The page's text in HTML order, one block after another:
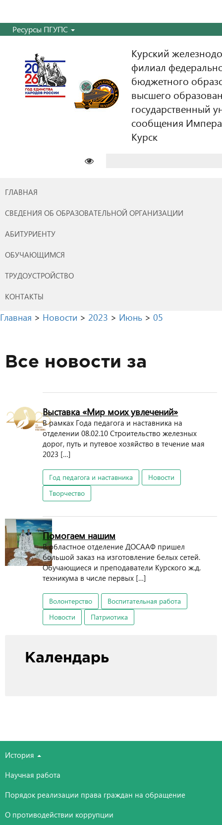
Ресурсы ПГУПС
Курский
филиал
бюджетного
высшего
государственный
сообщения
Курск
ГЛАВНАЯ
СВЕДЕНИЯ ОБ ОБРАЗОВАТЕЛЬНОЙ ОРГАНИЗАЦИИ
АБИТУРИЕНТУ
ОБУЧАЮЩИМСЯ
ТРУДОУСТРОЙСТВО
КОНТАКТЫ
Главная > Новости > 2023 > Июнь > 05
Все новости за
Выставка «Мир моих увлечений»
В рамках Года педагога и наставника на
отделении 08.02.10 Строительство железных
дорог, путь и путевое хозяйство в течение мая
2023 […]
Год педагога и наставника
Новости
Творчество
Помогаем нашим
В областное отделение ДОСААФ пришел
большой заказ на изготовление белых сетей.
Обучающиеся и преподаватели Курского ж.д.
техникума в числе первых […]
Волонтерство
Воспитательная работа
Новости
Патриотика
Календарь
История
Научная работа
Порядок реализации права граждан на обращение
О противодействии коррупции